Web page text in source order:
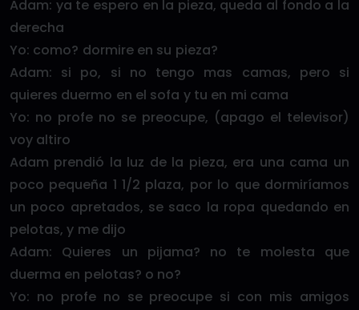
Adam: ya te espero en la pieza, queda al fondo a la
derecha
Yo: como? dormire en su pieza?
Adam: si po, si no tengo mas camas, pero si
quieres duermo en el sofa y tu en mi cama
Yo: no profe no se preocupe, (apago el televisor)
voy altiro
Adam prendió la luz de la pieza, era una cama un
poco pequeña 1 1/2 plaza, por lo que dormiríamos
un poco apretados, se saco la ropa quedando en
pelotas, y me dijo
Adam: Quieres un pijama? no te molesta que
duerma en pelotas? o no?
Yo: no profe no se preocupe si con mis amigos